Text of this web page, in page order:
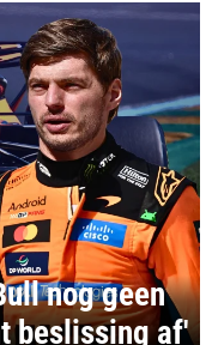
nog geen
beslissing af'